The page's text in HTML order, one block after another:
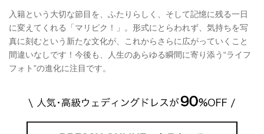
入籍という大切な節目を、ふたりらしく、そして記憶に残る一日
に変えてくれる「マリピク！」。形式にとらわれず、気持ちを写
真に刻むという新たな文化が、これからさらに広がっていくこと
間違いなしです！今後も、人生のあらゆる瞬間に寄り添う“ライフ
フォト”の進化に注目です。